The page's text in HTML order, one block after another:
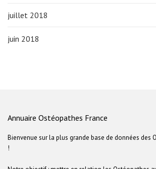
juillet 2018
juin 2018
Annuaire Ostéopathes France
Bienvenue sur la plus grande base de données des
!